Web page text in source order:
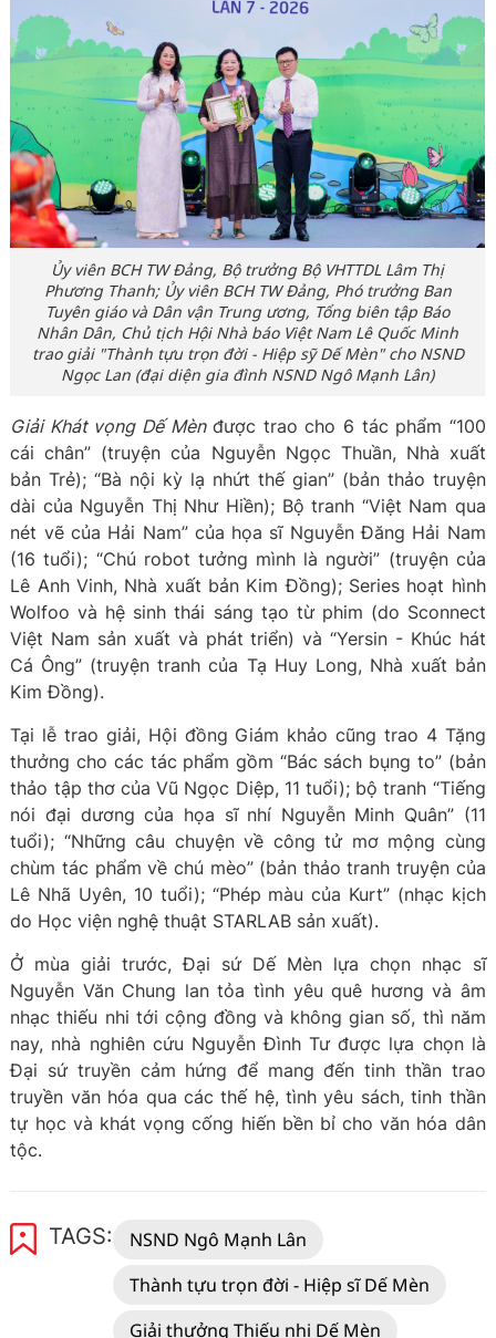
Ủy viên BCH TW Đảng, Bộ trưởng Bộ VHTTDL Lâm Thị
Phương Thanh; Ủy viên BCH TW Đảng, Phó trưởng Ban
Tuyên giáo và Dân vận Trung ương, Tổng biên tập Báo
Nhân Dân, Chủ tịch Hội Nhà báo Việt Nam Lê Quốc Minh
trao giải "Thành tựu trọn đời - Hiệp sỹ Dế Mèn" cho NSND
Ngọc Lan (đại diện gia đình NSND Ngô Mạnh Lân)
Giải Khát vọng Dế Mènđược trao cho 6 tác phẩm “100
cái chân” (truyện của Nguyễn Ngọc Thuần, Nhà xuất
bản Trẻ); “Bà nội kỳ lạ nhứt thế gian” (bản thảo truyện
dài của Nguyễn Thị Như Hiền); Bộ tranh “Việt Nam qua
nét vẽ của Hải Nam” của họa sĩ Nguyễn Đăng Hải Nam
(16 tuổi); “Chú robot tưởng mình là người” (truyện của
Lê Anh Vinh, Nhà xuất bản Kim Đồng); Series hoạt hình
Wolfoo và hệ sinh thái sáng tạo từ phim (do Sconnect
Việt Nam sản xuất và phát triển) và “Yersin - Khúc hát
Cá Ông” (truyện tranh của Tạ Huy Long, Nhà xuất bản
Kim Đồng).
Tại lễ trao giải, Hội đồng Giám khảo cũng trao 4 Tặng
thưởng cho các tác phẩm gồm “Bác sách bụng to” (bản
thảo tập thơ của Vũ Ngọc Diệp, 11 tuổi); bộ tranh “Tiếng
nói đại dương của họa sĩ nhí Nguyễn Minh Quân” (11
tuổi); “Những câu chuyện về công tử mơ mộng cùng
chùm tác phẩm về chú mèo” (bản thảo tranh truyện của
Lê Nhã Uyên, 10 tuổi); “Phép màu của Kurt” (nhạc kịch
do Học viện nghệ thuật STARLAB sản xuất).
Ở mùa giải trước, Đại sứ Dế Mèn lựa chọn nhạc sĩ
Nguyễn Văn Chung lan tỏa tình yêu quê hương và âm
nhạc thiếu nhi tới cộng đồng và không gian số, thì năm
nay, nhà nghiên cứu Nguyễn Đình Tư được lựa chọn là
Đại sứ truyền cảm hứng để mang đến tinh thần trao
truyền văn hóa qua các thế hệ, tình yêu sách, tinh thần
tự học và khát vọng cống hiến bền bỉ cho văn hóa dân
tộc.
TAGS:
NSND Ngô Mạnh Lân
Thành tựu trọn đời - Hiệp sĩ Dế Mèn
Giải thưởng Thiếu nhi Dế Mèn